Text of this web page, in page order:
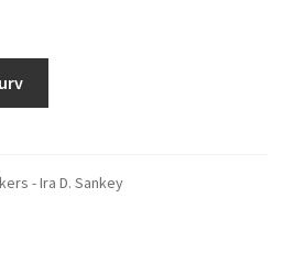
- Ira D. Sankey